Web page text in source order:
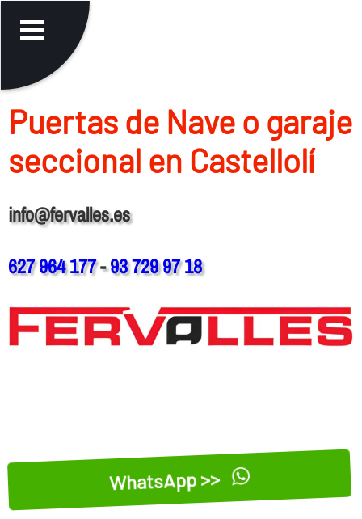
Puertas de Nave o garaje
seccional en Castellolí
info@fervalles.es
627 964 177-93 729 97 18
WhatsApp >>